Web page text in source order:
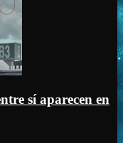
sí aparecen en